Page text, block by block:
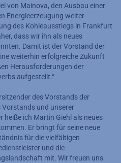
von Mainova, den Ausbau einer
Energieerzeugung weiter
des Kohleausstiegs in Frankfurt
dass wir ihn als neues
Damit ist der Vorstand der
weiterhin erfolgreiche Zukunft
Herausforderungen der
aufgestellt.“
des Vorstands der
Vorstands und unserer
ich Martin Giehl als neues
Er bringt für seine neue
für die vielfältigen
und die
mit. Wir freuen uns